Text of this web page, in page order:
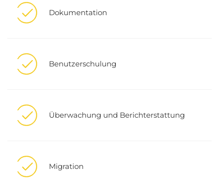
Dokumentation
Benutzerschulung
Überwachung und Berichterstattung
Migration